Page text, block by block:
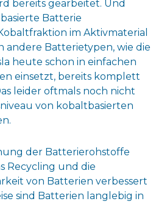
bereits gearbeitet. Und
Batterie
im Aktivmaterial
andere Batterietypen, wie die
heute schon in einfachen
einsetzt, bereits komplett
leider oftmals noch nicht
von kobaltbasierten
der Batterierohstoffe
Recycling und die
von Batterien verbessert
sind Batterien langlebig in